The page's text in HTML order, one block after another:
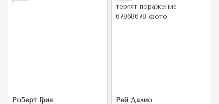
Роберт Грин Рей Далио